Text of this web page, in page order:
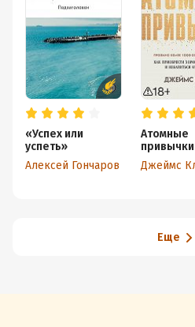
«Успех или
успеть»
Алексей Гончаров
Атомные
хорошие
Джеймс
Еще